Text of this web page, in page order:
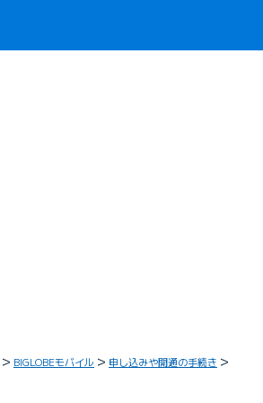
BIGLOBEモバイル
申し込みや開通の手続き